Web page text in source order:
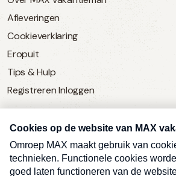
Afleveringen
Cookieverklaring
Eropuit
Tips & Hulp
Registreren Inloggen
SERVICE
Over Omroep MAX
MAX Vandaag